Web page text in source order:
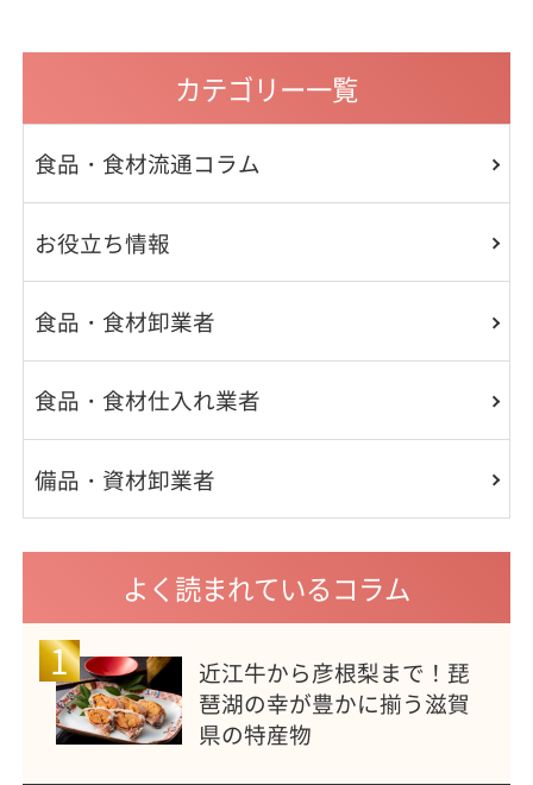
カテゴリー一覧
食品・食材流通コラム
お役立ち情報
食品・食材卸業者
食品・食材仕入れ業者
備品・資材卸業者
よく読まれているコラム
1
近江牛から彦根梨まで！琵
琶湖の幸が豊かに揃う滋賀
県の特産物